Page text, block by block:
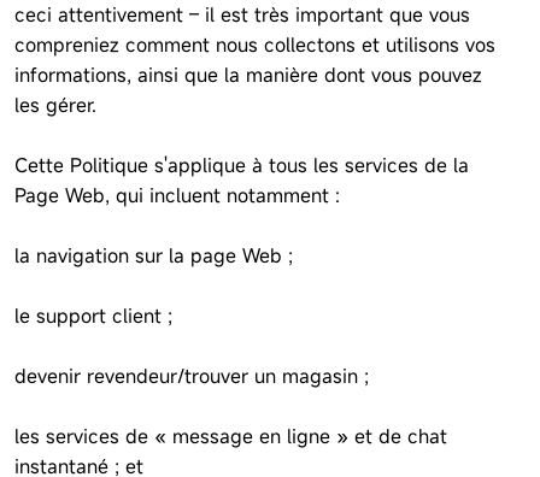
ceci attentivement – il est très important que vous
compreniez comment nous collectons et utilisons vos
informations, ainsi que la manière dont vous pouvez
les gérer.
Cette Politique s'applique à tous les services de la
Page Web, qui incluent notamment :
la navigation sur la page Web ;
le support client ;
devenir revendeur/trouver un magasin ;
les services de « message en ligne » et de chat
instantané ; et